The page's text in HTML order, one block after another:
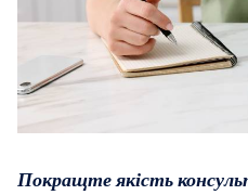
Покращте якість